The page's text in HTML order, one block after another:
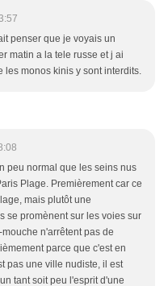
penser que je voyais un
matin a la tele russe et j ai
les monos kinis y sont interdits.
peu normal que les seins nus
Plage. Premièrement car ce
mais plutôt une
se promènent sur les voies sur
n'arrêtent pas de
parce que c'est en
pas une ville nudiste, il est
tant soit peu l'esprit d'une